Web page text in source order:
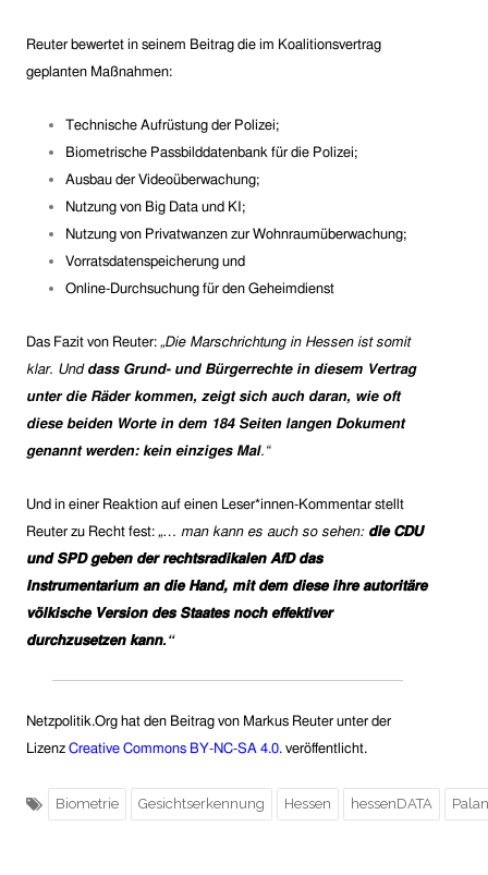
Reuter bewertet in seinem Beitrag die im Koalitionsvertrag
geplanten Maßnahmen:
Technische Aufrüstung der Polizei;
Biometrische Passbilddatenbank für die Polizei;
Ausbau der Videoüberwachung;
Nutzung von Big Data und KI;
Nutzung von Privatwanzen zur Wohnraumüberwachung;
Vorratsdatenspeicherung und
Online-Durchsuchung für den Geheimdienst
Das Fazit von Reuter: „Die Marschrichtung in Hessen ist somit
klar. Und dass Grund- und Bürgerrechte in diesem Vertrag
unter die Räder kommen, zeigt sich auch daran, wie oft
diese beiden Worte in dem 184 Seiten langen Dokument
genannt werden: kein einziges Mal.“
Und in einer Reaktion auf einen Leser*innen-Kommentar stellt
Reuter zu Recht fest: „… man kann es auch so sehen: die CDU
und SPD geben der rechtsradikalen AfD das
Instrumentarium an die Hand, mit dem diese ihre autoritäre
völkische Version des Staates noch effektiver
durchzusetzen kann. “
Netzpolitik.Org hat den Beitrag von Markus Reuter unter der
Lizenz Creative Commons BY-NC-SA 4.0. veröffentlicht.
Biometrie Gesichtserkennung Hessen hessenDATA